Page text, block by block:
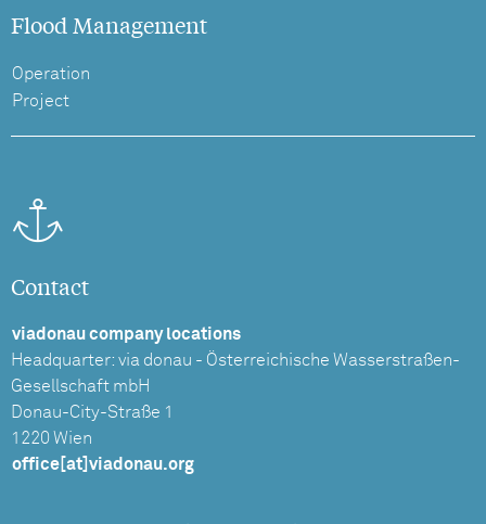
Flood Management
Operation
Project
Contact
viadonau company locations
Headquarter: via donau - Österreichische Wasserstraßen-
Gesellschaft mbH
Donau-City-Straße 1
1220 Wien
office[at]viadonau.org